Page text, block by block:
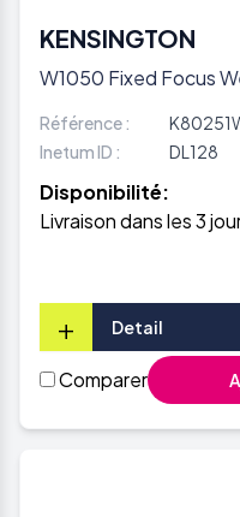
KENSINGTON
W1050 Fixed Focus
Référence :
Inetum ID :
DL128
Disponibilité:
Livraison dans les 3
+ Detail
Comparer